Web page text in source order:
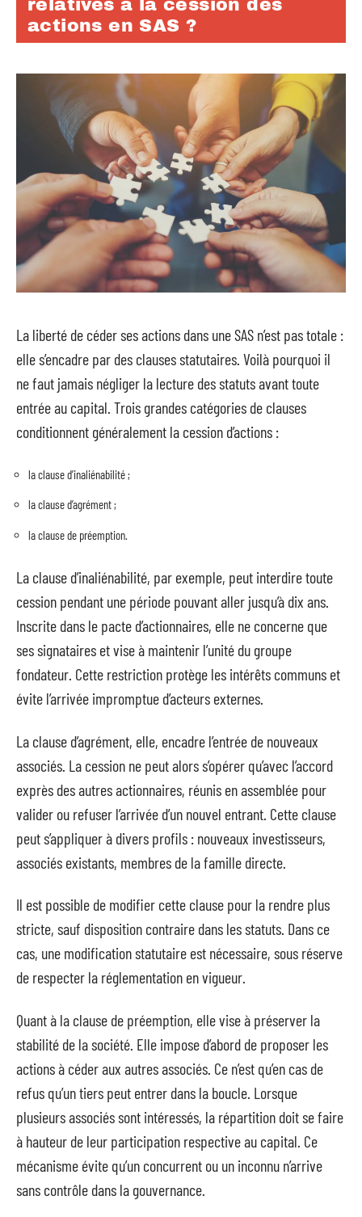
relatives à la cession des
actions en SAS ?
La liberté de céder ses actions dans une SAS n’est pas totale :
elle s’encadre par des clauses statutaires. Voilà pourquoi il
ne faut jamais négliger la lecture des statuts avant toute
entrée au capital. Trois grandes catégories de clauses
conditionnent généralement la cession d’actions :
la clause d’inaliénabilité ;
la clause d’agrément ;
la clause de préemption.
La clause d’inaliénabilité, par exemple, peut interdire toute
cession pendant une période pouvant aller jusqu’à dix ans.
Inscrite dans le pacte d’actionnaires, elle ne concerne que
ses signataires et vise à maintenir l’unité du groupe
fondateur. Cette restriction protège les intérêts communs et
évite l’arrivée impromptue d’acteurs externes.
La clause d’agrément, elle, encadre l’entrée de nouveaux
associés. La cession ne peut alors s’opérer qu’avec l’accord
exprès des autres actionnaires, réunis en assemblée pour
valider ou refuser l’arrivée d’un nouvel entrant. Cette clause
peut s’appliquer à divers profils : nouveaux investisseurs,
associés existants, membres de la famille directe.
Il est possible de modifier cette clause pour la rendre plus
stricte, sauf disposition contraire dans les statuts. Dans ce
cas, une modification statutaire est nécessaire, sous réserve
de respecter la réglementation en vigueur.
Quant à la clause de préemption, elle vise à préserver la
stabilité de la société. Elle impose d’abord de proposer les
actions à céder aux autres associés. Ce n’est qu’en cas de
refus qu’un tiers peut entrer dans la boucle. Lorsque
plusieurs associés sont intéressés, la répartition doit se faire
à hauteur de leur participation respective au capital. Ce
mécanisme évite qu’un concurrent ou un inconnu n’arrive
sans contrôle dans la gouvernance.